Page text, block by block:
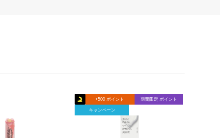
+500 ポイント 期間限定 ポイント
キャンペーン